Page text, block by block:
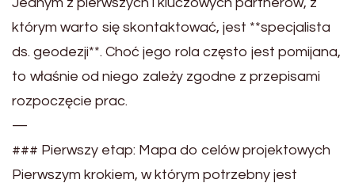
którym warto się skontaktować, jest **specjalista
ds. geodezji**. Choć jego rola często jest pomijana,
to właśnie od niego zależy zgodne z przepisami
rozpoczęcie prac.
—
### Pierwszy etap: Mapa do celów projektowych
Pierwszym krokiem, w którym potrzebny jest